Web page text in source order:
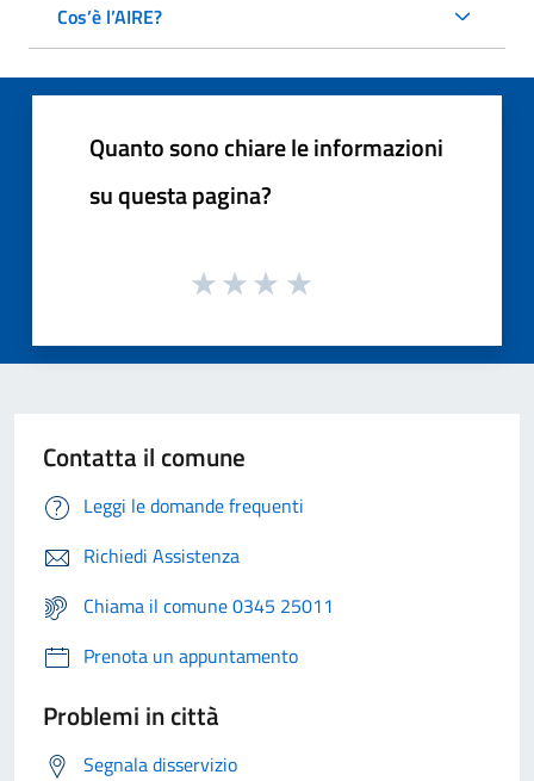
Cos’è l’AIRE?
Quanto sono chiare le informazioni
su questa pagina?
Contatta il comune
Leggi le domande frequenti
Richiedi Assistenza
Chiama il comune 0345 25011
Prenota un appuntamento
Problemi in città
Segnala disservizio